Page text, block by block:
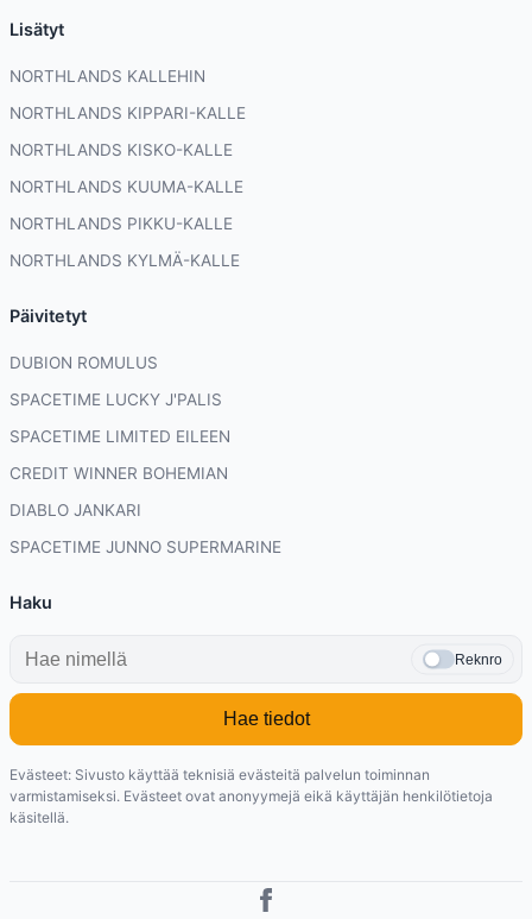
Lisätyt
NORTHLANDS KALLEHIN
NORTHLANDS KIPPARI-KALLE
NORTHLANDS KISKO-KALLE
NORTHLANDS KUUMA-KALLE
NORTHLANDS PIKKU-KALLE
NORTHLANDS KYLMÄ-KALLE
Päivitetyt
DUBION ROMULUS
SPACETIME LUCKY J'PALIS
SPACETIME LIMITED EILEEN
CREDIT WINNER BOHEMIAN
DIABLO JANKARI
SPACETIME JUNNO SUPERMARINE
Haku
Reknro
Hae tiedot
Evästeet: Sivusto käyttää teknisiä evästeitä palvelun toiminnan
varmistamiseksi. Evästeet ovat anonyymejä eikä käyttäjän henkilötietoja
käsitellä.